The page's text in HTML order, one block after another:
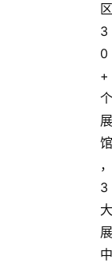
区
3
0
+
个
展
馆
，
3
大
展
中